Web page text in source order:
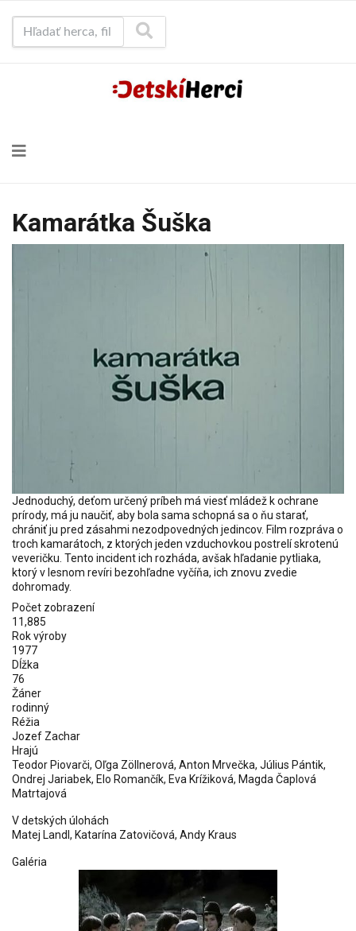
Kamarátka Šuška
Jednoduchý, deťom určený príbeh má viesť mládež k ochrane
prírody, má ju naučiť, aby bola sama schopná sa o ňu starať,
chrániť ju pred zásahmi nezodpovedných jedincov. Film rozpráva o
troch kamarátoch, z ktorých jeden vzduchovkou postrelí skrotenú
veveričku. Tento incident ich rozháda, avšak hľadanie pytliaka,
ktorý v lesnom revíri bezohľadne vyčíňa, ich znovu zvedie
dohromady.
Počet zobrazení
11,885
Rok výroby
1977
Dĺžka
76
Žáner
rodinný
Réžia
Jozef Zachar
Hrajú
Teodor Piovarči, Oľga Zöllnerová, Anton Mrvečka, Július Pántik,
Ondrej Jariabek, Elo Romančík, Eva Krížiková, Magda Čaplová
Matrtajová
V detských úlohách
Matej Landl, Katarína Zatovičová, Andy Kraus
Galéria